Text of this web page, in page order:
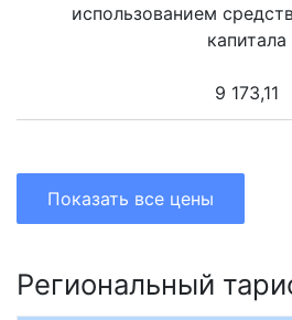
использованием
капитала
9 173,11
Показать все цены
Региональный